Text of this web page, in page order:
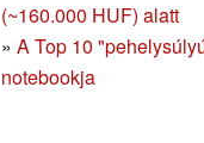
(~160.000 HUF) alatt
» A Top 10
notebookja